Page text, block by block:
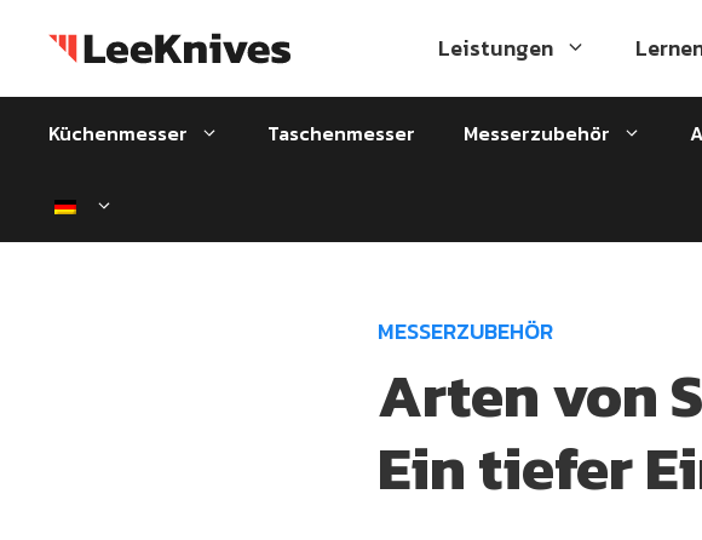
Inhalt
Leistungen
Küchenmesser Taschenmesser Messerzubehör
MESSERZUBEHÖR
Arten von
Ein tiefer